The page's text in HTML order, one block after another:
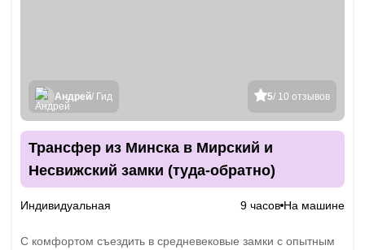
5/ 10 отзывов
Андрей/ Гид
Трансфер из Минска в Мирский и
Несвижский замки (туда-обратно)
Индивидуальная 9 часов На машине
C комфортом съездить в средневековые замки с опытным